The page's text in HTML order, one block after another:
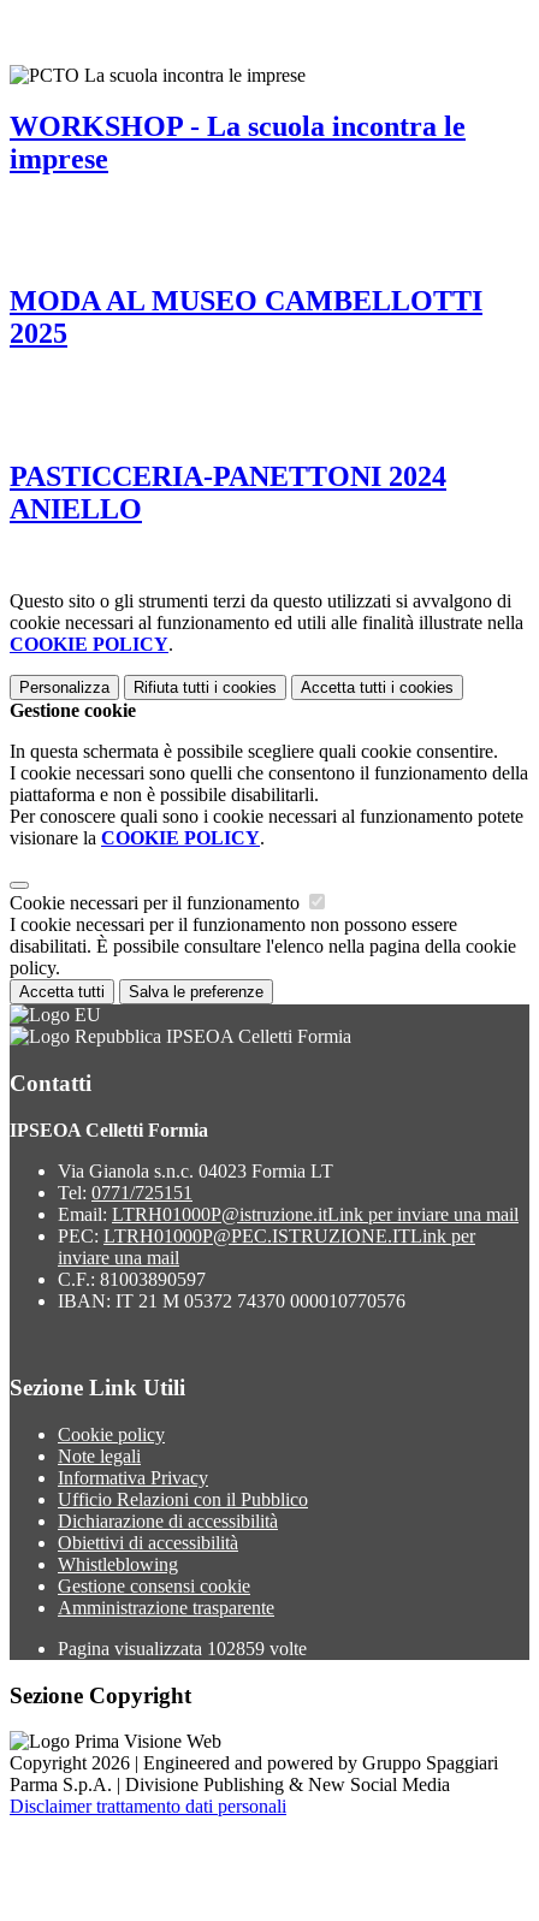
WORKSHOP - La scuola incontra le
imprese
MODA AL MUSEO CAMBELLOTTI
2025
PASTICCERIA-PANETTONI 2024
ANIELLO
Questo sito o gli strumenti terzi da questo utilizzati si avvalgono di
cookie necessari al funzionamento ed utili alle finalità illustrate nella
COOKIE POLICY.
Personalizza Rifiuta tutti i cookies Accetta tutti i cookies
Gestione cookie
In questa schermata è possibile scegliere quali cookie consentire.
I cookie necessari sono quelli che consentono il funzionamento della
piattaforma e non è possibile disabilitarli.
Per conoscere quali sono i cookie necessari al funzionamento potete
visionare la COOKIE POLICY.
Cookie necessari per il funzionamento
I cookie necessari per il funzionamento non possono essere
disabilitati. È possibile consultare l'elenco nella pagina della cookie
policy.
Accetta tutti Salva le preferenze
IPSEOA Celletti Formia
Contatti
IPSEOA Celletti Formia
Via Gianola s.n.c. 04023 Formia LT
Tel: 0771/725151
Email: LTRH01000P@istruzione.itLink per inviare una mail
PEC: LTRH01000P@PEC.ISTRUZIONE.ITLink per
inviare una mail
C.F.: 81003890597
IBAN: IT 21 M 05372 74370 000010770576
Sezione Link Utili
Cookie policy
Note legali
Informativa Privacy
Ufficio Relazioni con il Pubblico
Dichiarazione di accessibilità
Obiettivi di accessibilità
Whistleblowing
Gestione consensi cookie
Amministrazione trasparente
Pagina visualizzata 102859 volte
Sezione Copyright
Copyright 2026 | Engineered and powered by Gruppo Spaggiari
Parma S.p.A. | Divisione Publishing & New Social Media
Disclaimer trattamento dati personali